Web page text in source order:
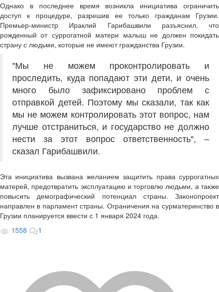
Однако в последнее время возникла инициатива ограничить
доступ к процедуре, разрешив ее только гражданам Грузии.
Премьер-министр Ираклий Гарибашвили разъяснил, что
рожденный от суррогатной матери малыш не должен покидать
страну с людьми, которые не имеют гражданства Грузии.
"Мы не можем проконтролировать и
проследить, куда попадают эти дети, и очень
много было зафиксировано проблем с
отправкой детей. Поэтому мы сказали, так как
мы не можем контролировать этот вопрос, нам
лучше отстраниться, и государство не должно
нести за этот вопрос ответственность", –
сказал Гарибашвили.
Эта инициатива вызвана желанием защитить права суррогатных
матерей, предотвратить эксплуатацию и торговлю людьми, а также
повысить демографический потенциал страны. Законопроект
направлен в парламент страны. Ограничения на сурматеринство в
Грузии планируется ввести с 1 января 2024 года.
1558
1